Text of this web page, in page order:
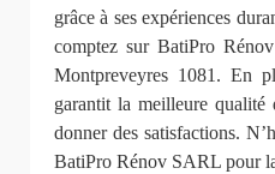
grâce à ses expériences
comptez sur BatiPro
Montpreveyres 1081. En
garantit la meilleure
donner des satisfactions.
BatiPro Rénov SARL pour